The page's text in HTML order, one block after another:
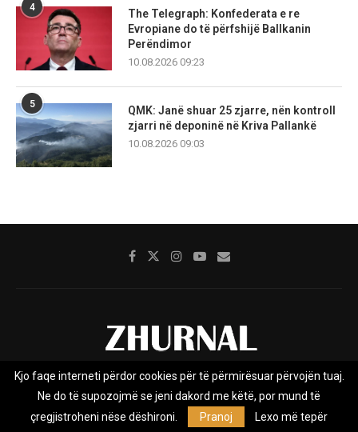
4
The Telegraph: Konfederata e re
Evropiane do të përfshijë Ballkanin
Perëndimor
10.08.2026 09:23
5
QMK: Janë shuar 25 zjarre, nën kontroll
zjarri në deponinë në Kriva Pallankë
10.08.2026 09:03
Rreth nesh Impresumi Marketing
Privacy Policy
Kjo faqe interneti përdor cookies për të përmirësuar përvojën tuaj.
Ne do të supozojmë se jeni dakord me këtë, por mund të
çregjistroheni nëse dëshironi.
Pranoj Lexo më tepër